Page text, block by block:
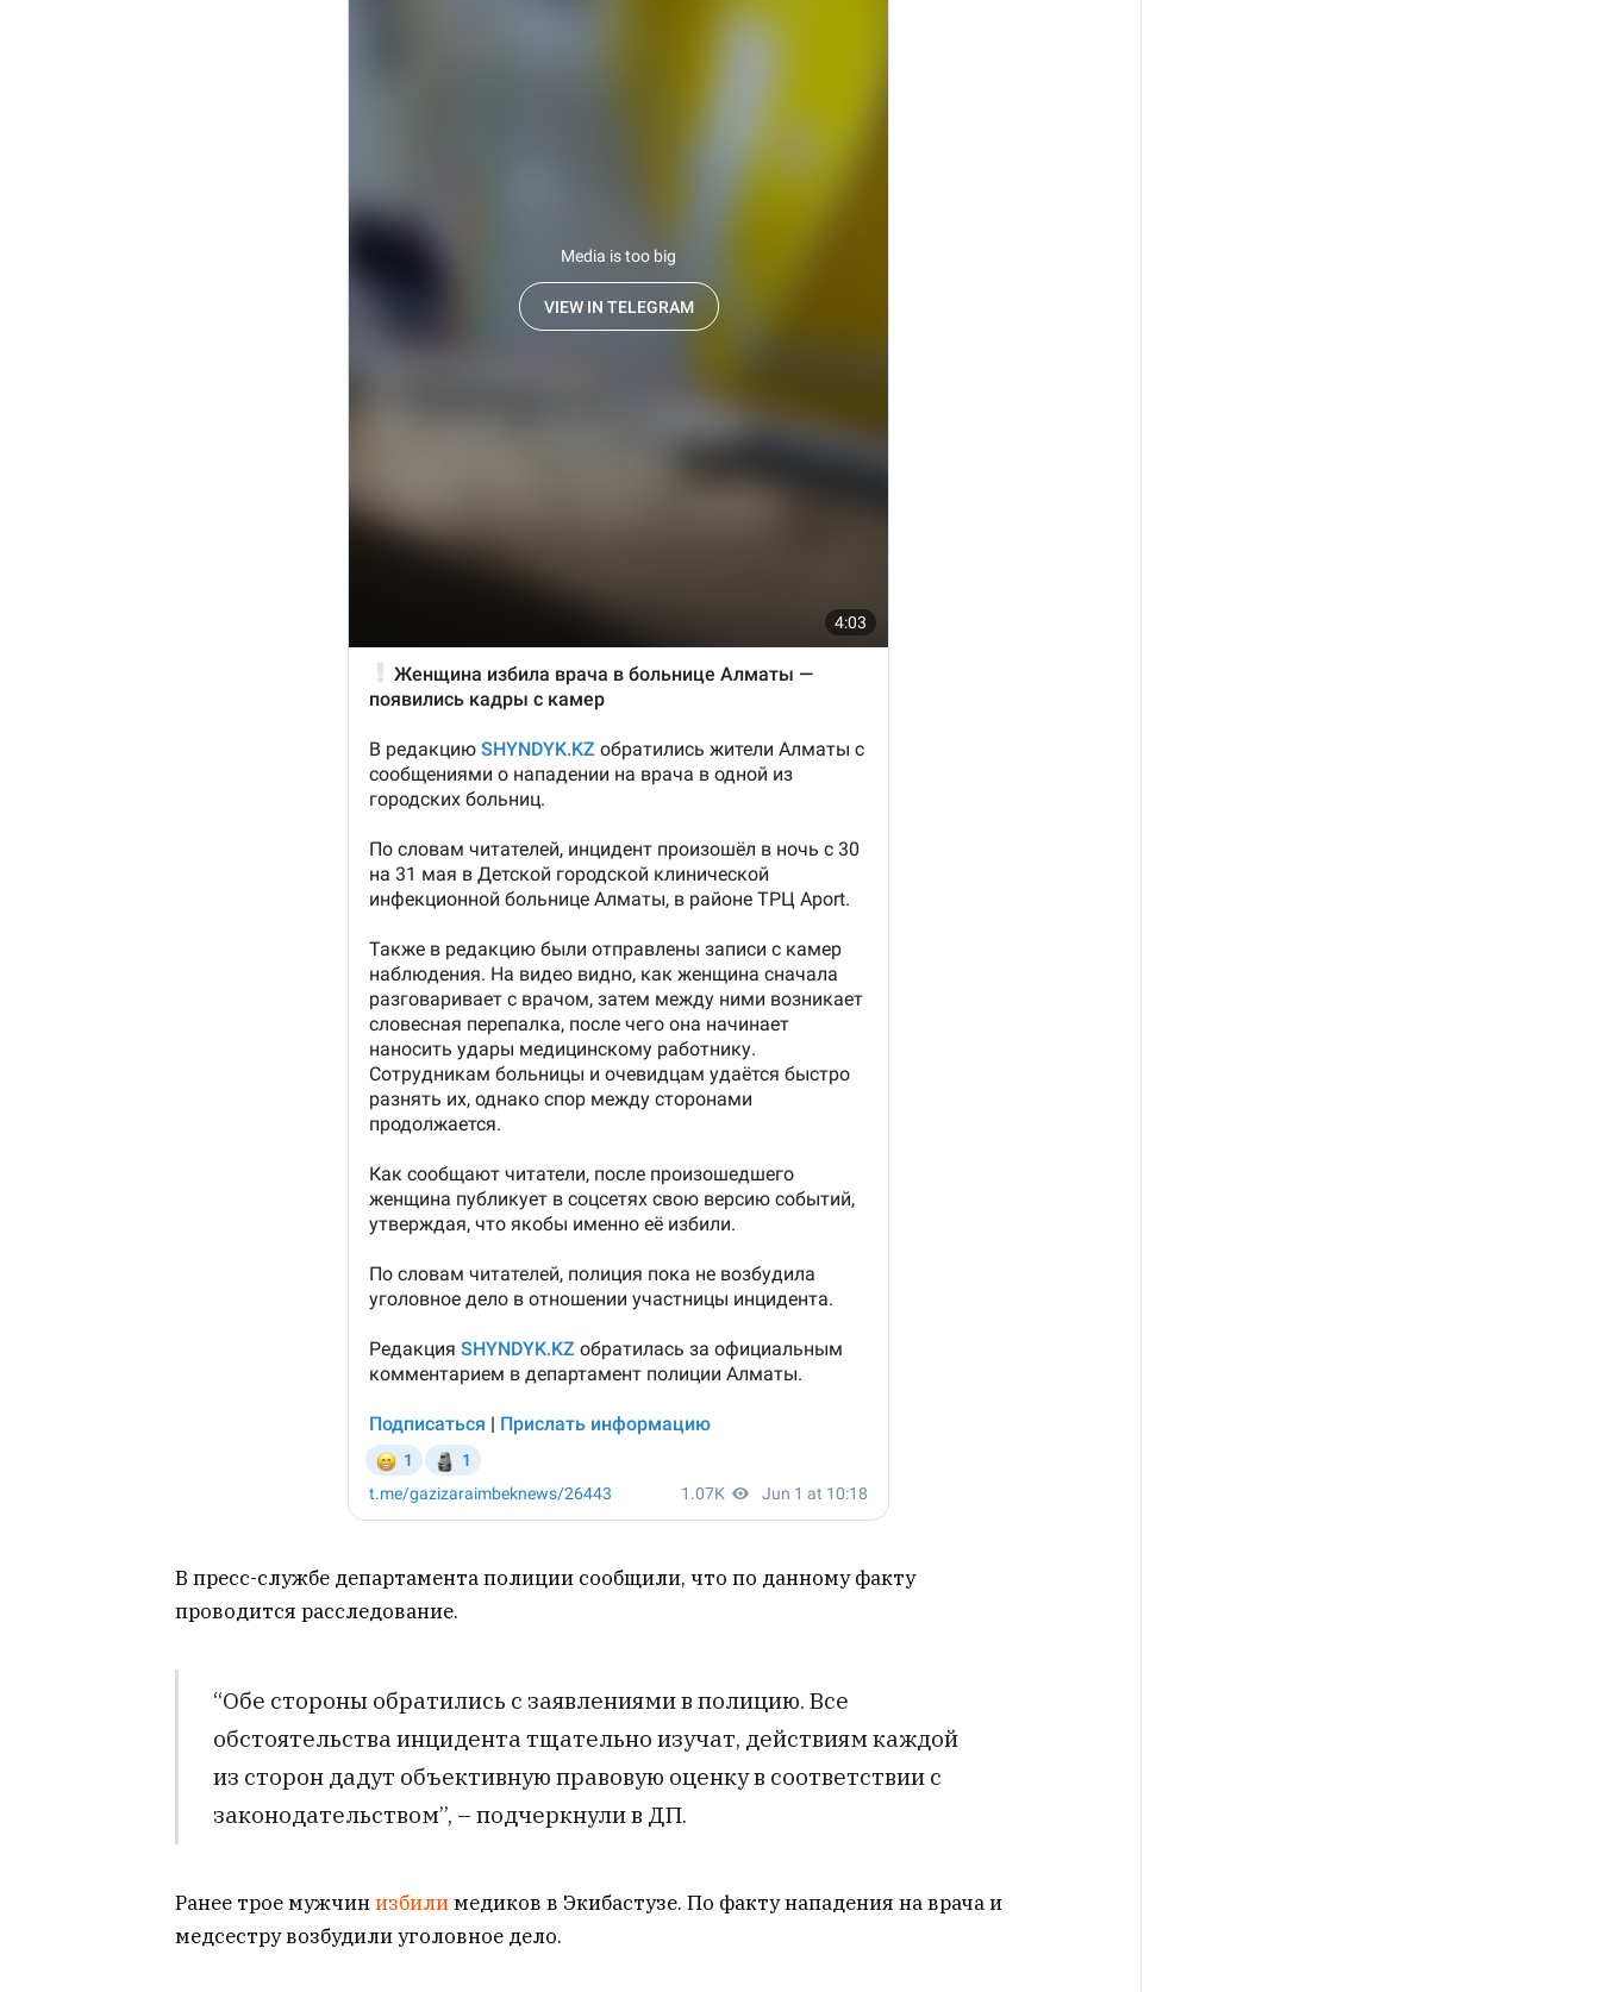
В пресс-службе департамента полиции сообщили, что по данному факту
проводится расследование.
“Обе стороны обратились с заявлениями в полицию. Все
обстоятельства инцидента тщательно изучат, действиям каждой
из сторон дадут объективную правовую оценку в соответствии с
законодательством”, – подчеркнули в ДП.
Ранее трое мужчинизбилимедиков в Экибастузе. По факту нападения на врача и
медсестру возбудили уголовное дело.